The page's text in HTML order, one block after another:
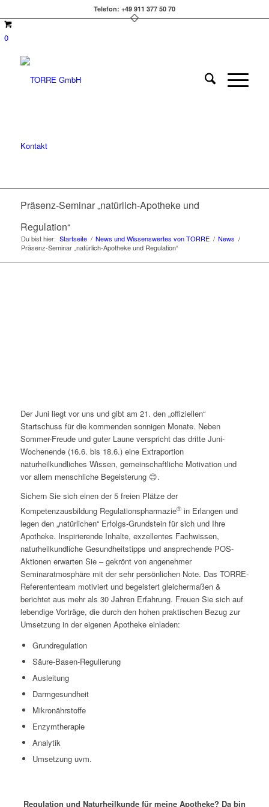
Telefon: +49 911 377 50 70
0
Kontakt
Präsenz-Seminar „natürlich-Apotheke und
Regulation“
Du bist hier: Startseite / News und Wissenswertes von TORRE / News /
Präsenz-Seminar „natürlich-Apotheke und Regulation“
Der Juni liegt vor uns und gibt am 21. den „offiziellen“
Startschuss für die kommenden sonnigen Monate. Neben
Sommer-Freude und guter Laune verspricht das dritte Juni-
Wochenende (16.6. bis 18.6.) eine Extraportion
naturheilkundliches Wissen, gemeinschaftliche Motivation und
vor allem menschliche Begeisterung 😊.
Sichern Sie sich einen der 5 freien Plätze der
Kompetenzausbildung Regulationspharmazie®in Erlangen und
legen den „natürlichen“ Erfolgs-Grundstein für sich und Ihre
Apotheke. Inspirierende Inhalte, exzellentes Fachwissen,
naturheilkundliche Gesundheitstipps und ansprechende POS-
Aktionen erwarten Sie – gekrönt von angenehmer
Seminaratmosphäre mit der sehr persönlichen Note. Das TORRE-
Referententeam motiviert und begeistert gleichermaßen &
berichtet aus mehr als 30 Jahren Erfahrung. Freuen Sie sich auf
lebendige Vorträge, die durch den hohen praktischen Bezug zur
Umsetzung in der eigenen Apotheke einladen:
Grundregulation
Säure-Basen-Regulierung
Ausleitung
Darmgesundheit
Mikronährstoffe
Enzymtherapie
Analytik
Umsetzung uvm.
Regulation und Naturheilkunde für meine Apotheke? Da bin